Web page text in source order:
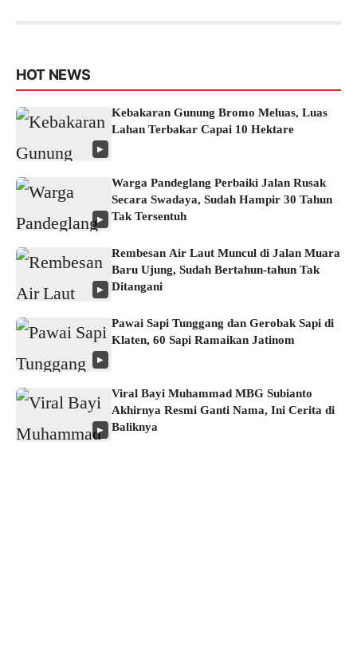
HOT NEWS
▶
Kebakaran Gunung Bromo Meluas, Luas
Lahan Terbakar Capai 10 Hektare
▶
Warga Pandeglang Perbaiki Jalan Rusak
Secara Swadaya, Sudah Hampir 30 Tahun
Tak Tersentuh
▶
Rembesan Air Laut Muncul di Jalan Muara
Baru Ujung, Sudah Bertahun-tahun Tak
Ditangani
▶
Pawai Sapi Tunggang dan Gerobak Sapi di
Klaten, 60 Sapi Ramaikan Jatinom
▶
Viral Bayi Muhammad MBG Subianto
Akhirnya Resmi Ganti Nama, Ini Cerita di
Baliknya